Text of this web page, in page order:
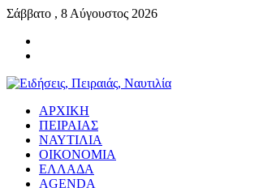
Σάββατο , 8 Αύγουστος 2026
ΑΡΧΙΚΗ
ΠΕΙΡΑΙΑΣ
ΝΑΥΤΙΛΙΑ
ΟΙΚΟΝΟΜΙΑ
ΕΛΛΑΔΑ
AGENDA